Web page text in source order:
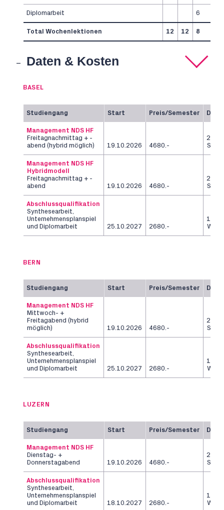
Diplomarbeit 6
Total Wochenlektionen 12 12 8
Daten & Kosten
BASEL
Studiengang Start Preis/Semester
Management NDS HF
Freitagnachmittag + -
abend (hybrid möglich)
19.10.2026 4680.-
2
Management NDS HF
Hybridmodell
Freitagnachmittag + -
abend
19.10.2026 4680.-
2
Abschlussqualifikation
Synthesearbeit,
Unternehmensplanspiel
und Diplomarbeit
25.10.2027 2680.-
12
BERN
Studiengang Start Preis/Semester
Management NDS HF
Mittwoch- +
Freitagabend (hybrid
möglich)
19.10.2026 4680.-
2
Abschlussqualifikation
Synthesearbeit,
Unternehmensplanspiel
und Diplomarbeit
25.10.2027 2680.-
12
LUZERN
Studiengang Start Preis/Semester
Management NDS HF
Dienstag- +
Donnerstagabend
19.10.2026 4680.-
2
Abschlussqualifikation
Synthesearbeit,
Unternehmensplanspiel
und Diplomarbeit
18.10.2027 2680.-
12